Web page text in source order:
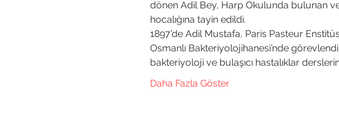
dönen Adil Bey, Harp Okulunda bulunan
hocalığına tayin edildi.
1897’de Adil Mustafa, Paris Pasteur
Osmanlı Bakteriyolojihanesi’nde
bakteriyoloji ve bulaşıcı hastalıklar
Daha Fazla Göster